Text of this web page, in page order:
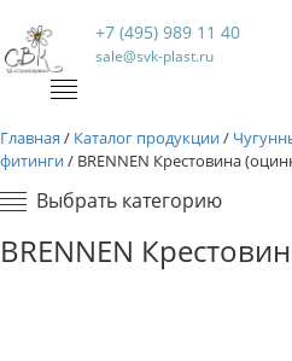
+7 (495) 989 11 40
sale@svk-plast.ru
Главная / Каталог продукции/
фитинги/ BRENNEN Крестовина
Выбрать категорию
BRENNEN